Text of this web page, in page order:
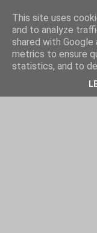
This site uses
and to analyze
shared with
metrics to ensure
statistics, and to